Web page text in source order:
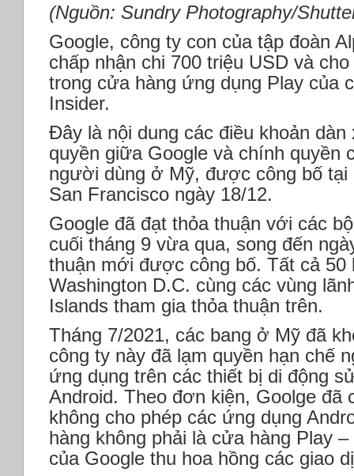
(Nguồn: Sundry Photography/
Google, công ty con của tập đoàn
chấp nhận chi 700 triệu USD và
trong cửa hàng ứng dụng Play của
Insider.
Đây là nội dung các điều khoản dàn
quyền giữa Google và chính quyền
người dùng ở Mỹ, được công bố tại
San Francisco ngày 18/12.
Google đã đạt thỏa thuận với các
cuối tháng 9 vừa qua, song đến
thuận mới được công bố. Tất cả 50
Washington D.C. cùng các vùng
Islands tham gia thỏa thuận trên.
Tháng 7/2021, các bang ở Mỹ đã
công ty này đã lạm quyền hạn chế
ứng dụng trên các thiết bị di động
Android. Theo đơn kiện, Goolge đã
không cho phép các ứng dụng
hàng không phải là cửa hàng Play
của Google thu hoa hồng các giao